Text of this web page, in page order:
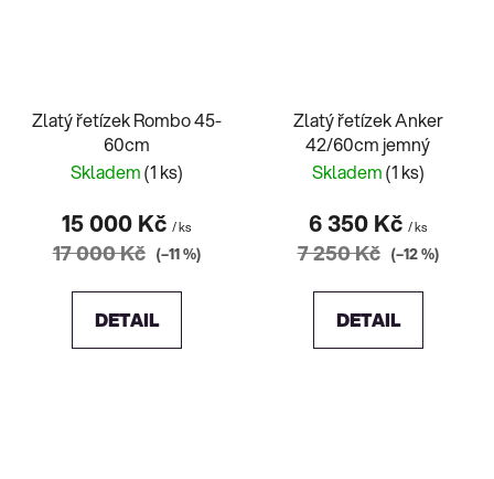
Zlatý řetízek Rombo 45-
60cm
Skladem(1 ks)
15 000 Kč / ks
17 000 Kč (–11 %)
DETAIL
Zlatý řetízek Anker
42/60cm jemný
Skladem(1 ks)
6 350 Kč / ks
7 250 Kč (–12 %)
DETAIL